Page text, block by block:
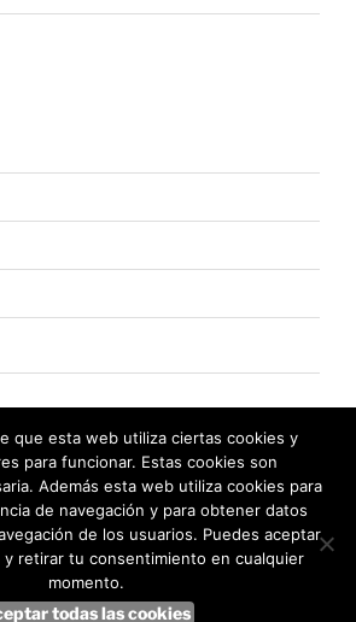
que esta web utiliza ciertas cookies y
para funcionar. Estas cookies son
Además esta web utiliza cookies para
de navegación y para obtener datos
de los usuarios. Puedes aceptar
retirar tu consentimiento en cualquier
momento.
todas las cookies